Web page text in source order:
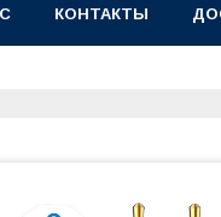
КОНТАКТЫ